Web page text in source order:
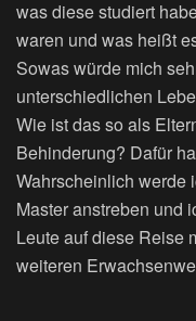
was diese studiert
waren und was heißt
Sowas würde mich
unterschiedlichen
Wie ist das so als
Behinderung? Dafür
Wahrscheinlich werde
Master anstreben und
Leute auf diese Reise
weiteren